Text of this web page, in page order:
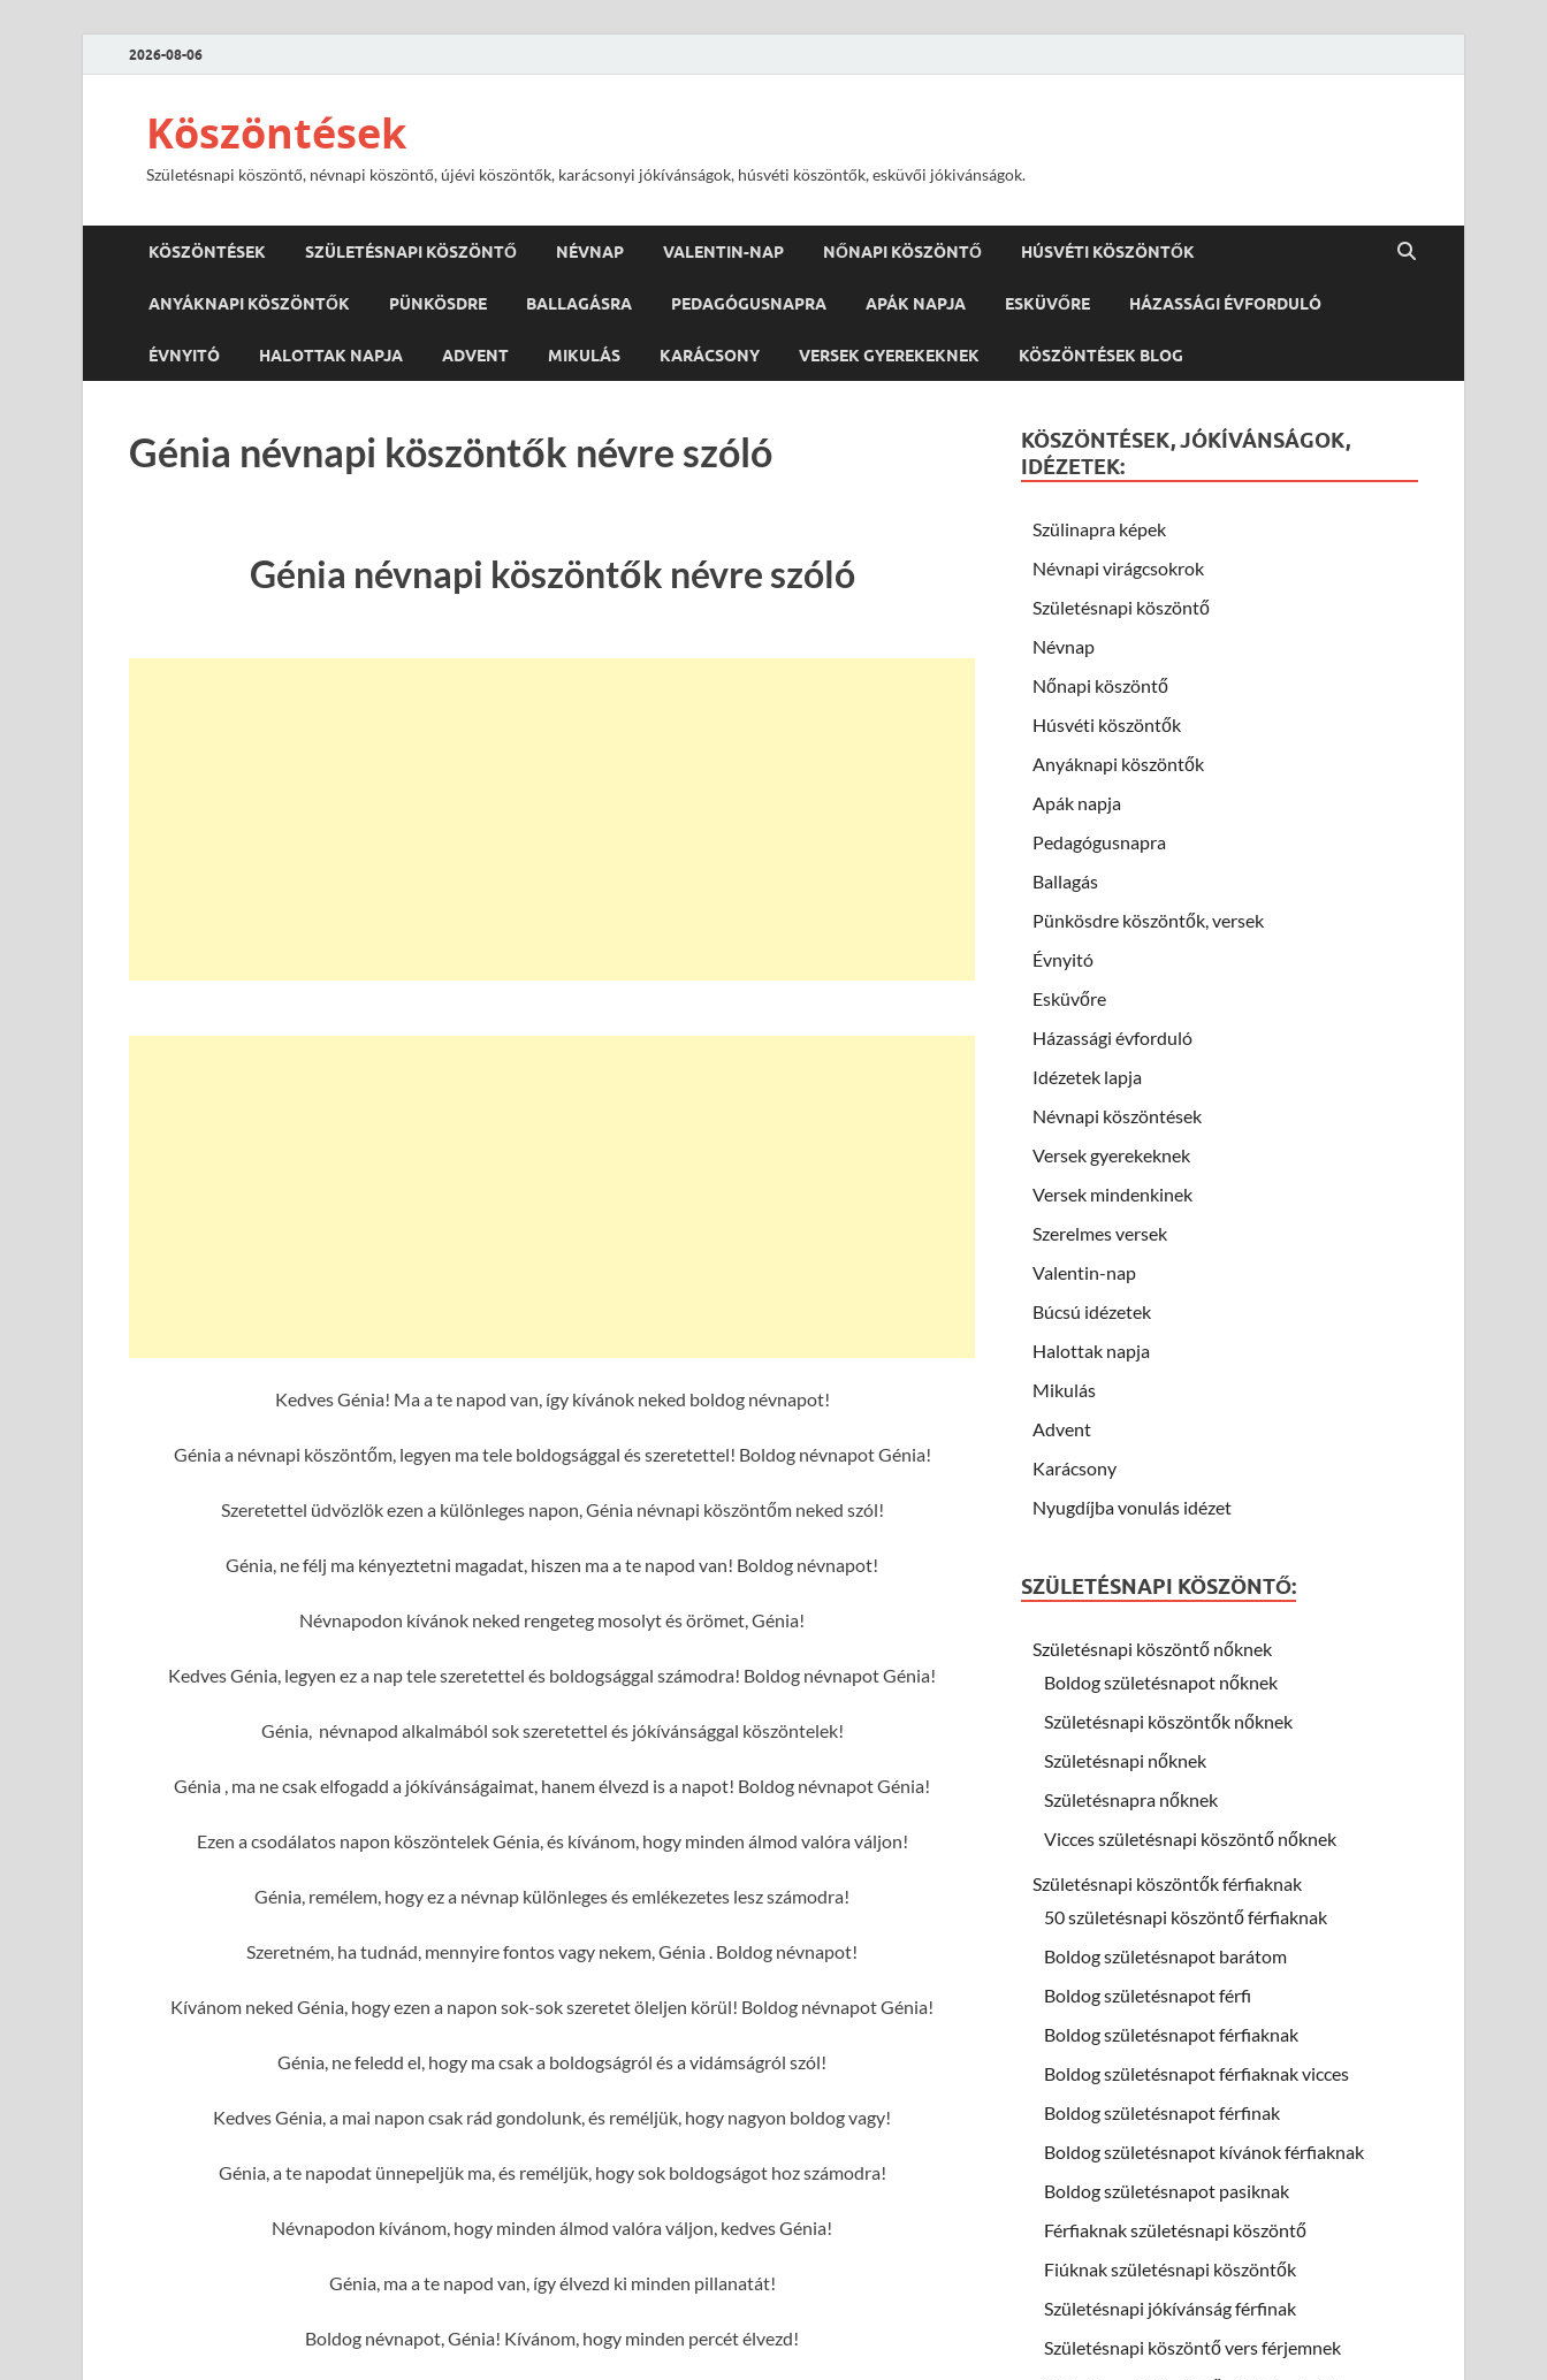
2026-08-06
Köszöntések
Születésnapi köszöntő, névnapi köszöntő, újévi köszöntők, karácsonyi jókívánságok, húsvéti köszöntők, esküvői jókivánságok.
KÖSZÖNTÉSEK SZÜLETÉSNAPI KÖSZÖNTŐ NÉVNAP VALENTIN-NAP NŐNAPI KÖSZÖNTŐ HÚSVÉTI KÖSZÖNTŐK
ANYÁKNAPI KÖSZÖNTŐK PÜNKÖSDRE BALLAGÁSRA PEDAGÓGUSNAPRA APÁK NAPJA ESKÜVŐRE HÁZASSÁGI ÉVFORDULÓ
ÉVNYITÓ HALOTTAK NAPJA ADVENT MIKULÁS KARÁCSONY VERSEK GYEREKEKNEK KÖSZÖNTÉSEK BLOG
Génia névnapi köszöntők névre szóló
Génia névnapi köszöntők névre szóló
Kedves Génia! Ma a te napod van, így kívánok neked boldog névnapot!
Génia a névnapi köszöntőm, legyen ma tele boldogsággal és szeretettel! Boldog névnapot Génia!
Szeretettel üdvözlök ezen a különleges napon, Génia névnapi köszöntőm neked szól!
Génia, ne félj ma kényeztetni magadat, hiszen ma a te napod van! Boldog névnapot!
Névnapodon kívánok neked rengeteg mosolyt és örömet, Génia!
Kedves Génia, legyen ez a nap tele szeretettel és boldogsággal számodra! Boldog névnapot Génia!
Génia, névnapod alkalmából sok szeretettel és jókívánsággal köszöntelek!
Génia , ma ne csak elfogadd a jókívánságaimat, hanem élvezd is a napot! Boldog névnapot Génia!
Ezen a csodálatos napon köszöntelek Génia, és kívánom, hogy minden álmod valóra váljon!
Génia, remélem, hogy ez a névnap különleges és emlékezetes lesz számodra!
Szeretném, ha tudnád, mennyire fontos vagy nekem, Génia . Boldog névnapot!
Kívánom neked Génia, hogy ezen a napon sok-sok szeretet öleljen körül! Boldog névnapot Génia!
Génia, ne feledd el, hogy ma csak a boldogságról és a vidámságról szól!
Kedves Génia, a mai napon csak rád gondolunk, és reméljük, hogy nagyon boldog vagy!
Génia, a te napodat ünnepeljük ma, és reméljük, hogy sok boldogságot hoz számodra!
Névnapodon kívánom, hogy minden álmod valóra váljon, kedves Génia!
Génia, ma a te napod van, így élvezd ki minden pillanatát!
Boldog névnapot, Génia! Kívánom, hogy minden percét élvezd!
KÖSZÖNTÉSEK, JÓKÍVÁNSÁGOK,
IDÉZETEK:
Szülinapra képek
Névnapi virágcsokrok
Születésnapi köszöntő
Névnap
Nőnapi köszöntő
Húsvéti köszöntők
Anyáknapi köszöntők
Apák napja
Pedagógusnapra
Ballagás
Pünkösdre köszöntők, versek
Évnyitó
Esküvőre
Házassági évforduló
Idézetek lapja
Névnapi köszöntések
Versek gyerekeknek
Versek mindenkinek
Szerelmes versek
Valentin-nap
Búcsú idézetek
Halottak napja
Mikulás
Advent
Karácsony
Nyugdíjba vonulás idézet
SZÜLETÉSNAPI KÖSZÖNTŐ:
Születésnapi köszöntő nőknek
Boldog születésnapot nőknek
Születésnapi köszöntők nőknek
Születésnapi nőknek
Születésnapra nőknek
Vicces születésnapi köszöntő nőknek
Születésnapi köszöntők férfiaknak
50 születésnapi köszöntő férfiaknak
Boldog születésnapot barátom
Boldog születésnapot férfi
Boldog születésnapot férfiaknak
Boldog születésnapot férfiaknak vicces
Boldog születésnapot férfinak
Boldog születésnapot kívánok férfiaknak
Boldog születésnapot pasiknak
Férfiaknak születésnapi köszöntő
Fiúknak születésnapi köszöntők
Születésnapi jókívánság férfinak
Születésnapi köszöntő vers férjemnek